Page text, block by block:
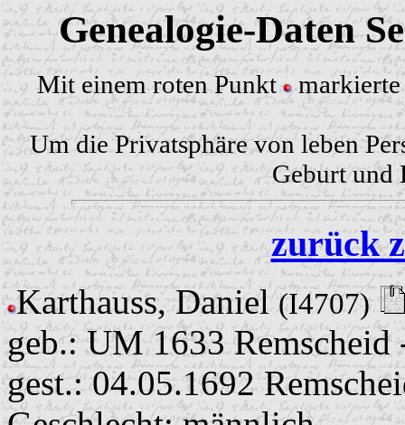
Genealogie-Daten
Mit einem roten Punkt markierte
Um die Privatsphäre von leben
Geburt und
zurück
Karthauss, Daniel(I4707)
geb.: UM 1633 Remscheid
gest.: 04.05.1692